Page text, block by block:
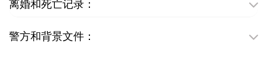
离婚和死亡记录：
警方和背景文件：